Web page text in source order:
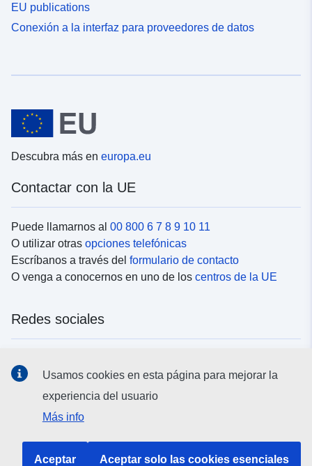
EU publications
Conexión a la interfaz para proveedores de datos
Descubra más en europa.eu
Contactar con la UE
Puede llamarnos al 00 800 6 7 8 9 10 11
O utilizar otras opciones telefónicas
Escríbanos a través del formulario de contacto
O venga a conocernos en uno de los centros de la UE
Redes sociales
Instituciones y organismos de la UE
Usamos cookies en esta página para mejorar la
experiencia del usuario
Más info
Aceptar Aceptar solo las cookies esenciales